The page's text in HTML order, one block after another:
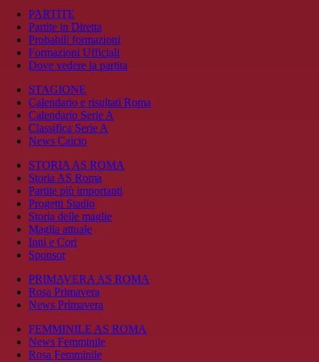
PARTITE
Partite in Diretta
Probabili formazioni
Formazioni Ufficiali
Dove vedere la partita
STAGIONE
Calendario e risultati Roma
Calendario Serie A
Classifica Serie A
News Calcio
STORIA AS ROMA
Storia AS Roma
Partite più importanti
Progetti Stadio
Storia delle maglie
Maglia attuale
Inni e Cori
Sponsor
PRIMAVERA AS ROMA
Rosa Primavera
News Primavera
FEMMINILE AS ROMA
News Femminile
Rosa Femminile